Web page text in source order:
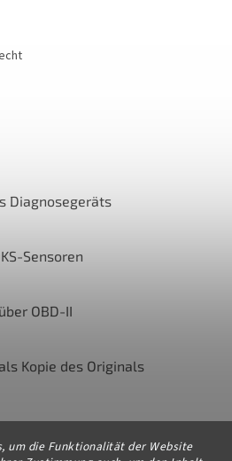
um die Funktionalität der Website
Diagnosegeräts
Sensoren
OBD-II
Kopie des Originals